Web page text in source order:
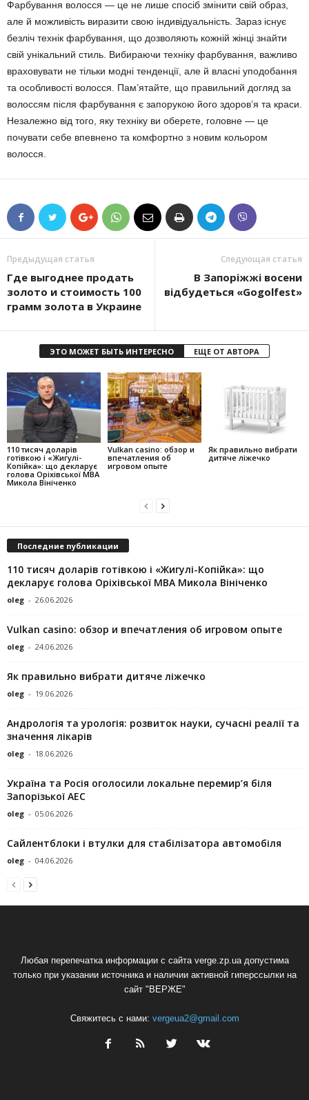
Фарбування волосся — це не лише спосіб змінити свій образ,
але й можливість виразити свою індивідуальність. Зараз існує
безліч технік фарбування, що дозволяють кожній жінці знайти
свій унікальний стиль. Вибираючи техніку фарбування, важливо
враховувати не тільки модні тенденції, але й власні уподобання
та особливості волосся. Пам’ятайте, що правильний догляд за
волоссям після фарбування є запорукою його здоров’я та краси.
Незалежно від того, яку техніку ви оберете, головне — це
почувати себе впевнено та комфортно з новим кольором
волосся.
Предыдущая статья
Где выгоднее продать
золото и стоимость 100
грамм золота в Украине
Следующая статья
В Запоріжжі восени
відбудеться «Gogolfest»
ЭТО МОЖЕТ БЫТЬ ИНТЕРЕСНО ЕЩЕ ОТ АВТОРА
110 тисяч доларів
готівкою і «Жигулі-
Копійка»: що декларує
голова Оріхівської МВА
Микола Вініченко
Vulkan casino: обзор и
впечатления об
игровом опыте
Як правильно вибрати
дитяче ліжечко
Последние публикации
110 тисяч доларів готівкою і «Жигулі-Копійка»: що
декларує голова Оріхівської МВА Микола Вініченко
oleg - 26.06.2026
Vulkan casino: обзор и впечатления об игровом опыте
oleg - 24.06.2026
Як правильно вибрати дитяче ліжечко
oleg - 19.06.2026
Андрологія та урологія: розвиток науки, сучасні реалії та
значення лікарів
oleg - 18.06.2026
Україна та Росія оголосили локальне перемир’я біля
Запорізької АЕС
oleg - 05.06.2026
Сайлентблоки і втулки для стабілізатора автомобіля
oleg - 04.06.2026
Любая перепечатка информации с сайта verge.zp.ua допустима
только при указании источника и наличии активной гиперссылки на
сайт "ВЕРЖЕ"
Свяжитесь с нами: vergeua2@gmail.com